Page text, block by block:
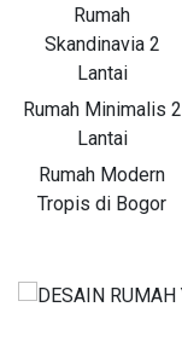
Rumah
Skandinavia 2
Lantai
Rumah Minimalis 2
Lantai
Rumah Modern
Tropis di Bogor